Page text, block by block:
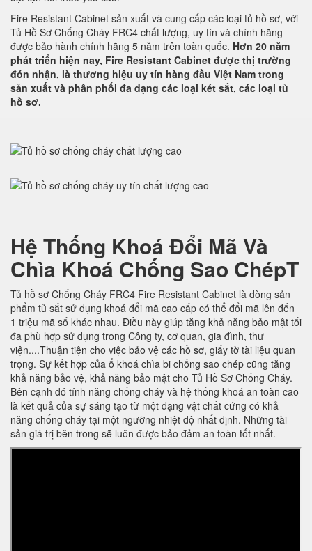
Fire Resistant Cabinet sản xuất và cung cấp các loại tủ hồ sơ, với
Tủ Hồ Sơ Chống Cháy FRC4 chất lượng, uy tín và chính hãng
được bảo hành chính hãng 5 năm trên toàn quốc. Hơn 20 năm
phát triển hiện nay, Fire Resistant Cabinet được thị trường
đón nhận, là thương hiệu uy tín hàng đầu Việt Nam trong
sản xuất và phân phối đa dạng các loại két sắt, các loại tủ
hồ sơ.
Hệ Thống Khoá Đổi Mã Và
Chìa Khoá Chống Sao ChépT
Tủ hồ sơ Chống Cháy FRC4 Fire Resistant Cabinet là dòng sản
phẩm tủ sắt sử dụng khoá đổi mã cao cấp có thể đổi mã lên đến
1 triệu mã số khác nhau. Điều này giúp tăng khả năng bảo mật tối
đa phù hợp sử dụng trong Công ty, cơ quan, gia đình, thư
viện....Thuận tiện cho việc bảo vệ các hồ sơ, giấy tờ tài liệu quan
trọng. Sự kết hợp của ổ khoá chìa bi chống sao chép cũng tăng
khả năng bảo vệ, khả năng bảo mật cho Tủ Hồ Sơ Chống Cháy.
Bên cạnh đó tính năng chống cháy và hệ thống khoá an toàn cao
là kết quả của sự sáng tạo từ một dạng vật chất cứng có khả
năng chống cháy tại một ngưỡng nhiệt độ nhất định. Những tài
sản giá trị bên trong sẽ luôn được bảo đảm an toàn tốt nhất.